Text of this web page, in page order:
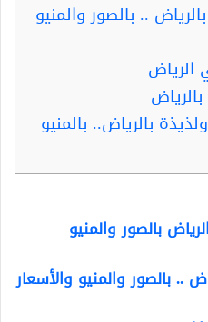
بالرياض .. بالصور والمنيو
ولذيذة بالرياض.. بالمنيو
بالصور والمنيو
.. بالصور والمنيو والأسعار